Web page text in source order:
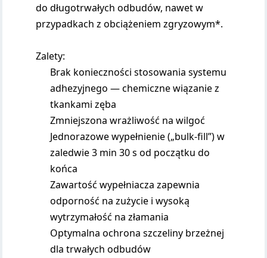
do długotrwałych odbudów, nawet w
przypadkach z obciążeniem zgryzowym*.
Zalety:
Brak konieczności stosowania systemu
adhezyjnego — chemiczne wiązanie z
tkankami zęba
Zmniejszona wrażliwość na wilgoć
Jednorazowe wypełnienie („bulk-fill”) w
zaledwie 3 min 30 s od początku do
końca
Zawartość wypełniacza zapewnia
odporność na zużycie i wysoką
wytrzymałość na złamania
Optymalna ochrona szczeliny brzeżnej
dla trwałych odbudów